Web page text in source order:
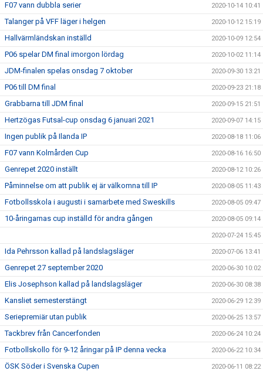
F07 vann dubbla serier 2020-10-14 10:41
Talanger på VFF läger i helgen 2020-10-12 15:19
Hallvärmländskan inställd 2020-10-09 12:54
P06 spelar DM final imorgon lördag 2020-10-02 11:14
JDM-finalen spelas onsdag 7 oktober 2020-09-30 13:21
P06 till DM final 2020-09-23 21:18
Grabbarna till JDM final 2020-09-15 21:51
Hertzögas Futsal-cup onsdag 6 januari 2021 2020-09-07 14:15
Ingen publik på Ilanda IP 2020-08-18 11:06
F07 vann Kolmården Cup 2020-08-16 16:50
Genrepet 2020 inställt 2020-08-12 10:26
Påminnelse om att publik ej är välkomna till IP 2020-08-05 11:43
Fotbollsskola i augusti i samarbete med Sweskills 2020-08-05 09:47
10-åringarnas cup inställd för andra gången 2020-08-05 09:14
2020-07-24 15:45
Ida Pehrsson kallad på landslagsläger 2020-07-06 13:41
Genrepet 27 september 2020 2020-06-30 10:02
Elis Josephson kallad på landslagsläger 2020-06-30 08:38
Kansliet semesterstängt 2020-06-29 12:39
Seriepremiär utan publik 2020-06-25 13:57
Tackbrev från Cancerfonden 2020-06-24 10:24
Fotbollskollo för 9-12 åringar på IP denna vecka 2020-06-22 10:34
ÖSK Söder i Svenska Cupen 2020-06-11 08:22